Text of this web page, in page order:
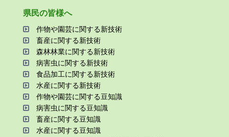
県⺠の皆様へ
作物や園芸に関する新技術
畜産に関する新技術
森林林業に関する新技術
病害⾍に関する新技術
⾷品加⼯に関する新技術
⽔産に関する新技術
作物や園芸に関する⾖知識
病害⾍に関する⾖知識
畜産に関する⾖知識
⽔産に関する⾖知識